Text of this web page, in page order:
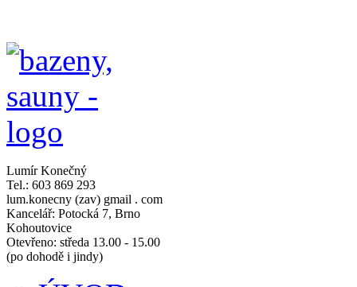
Lumír Konečný
Tel.: 603 869 293
lum.konecny (zav) gmail . com
Kancelář: Potocká 7, Brno
Kohoutovice
Otevřeno: středa 13.00 - 15.00
(po dohodě i jindy)